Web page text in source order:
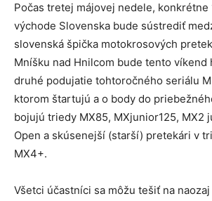
Počas tretej májovej nedele, konkrétne
východe Slovenska bude sústrediť
slovenská špička motokrosových
Mníšku nad Hnilcom bude tento víkend
druhé podujatie tohtoročného seriálu
ktorom štartujú a o body do
bojujú triedy MX85, MXjunior125, MX2
Open a skúsenejší (starší) pretekári v
MX4+.
Všetci účastníci sa môžu tešiť na